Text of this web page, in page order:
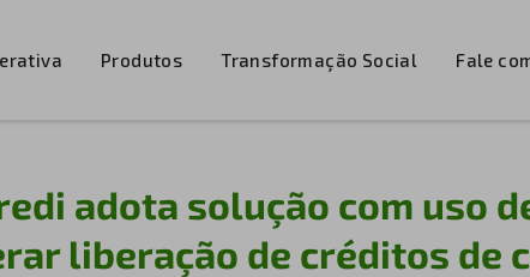
Produtos Transformação Social Fale
adota solução com uso
liberação de créditos de